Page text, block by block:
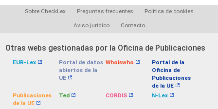
Sobre CheckLex Preguntas frecuentes Política de cookies
Aviso jurídico Contacto
Otras webs gestionadas por la Oficina de Publicaciones
EUR-Lex
Portal de datos
abiertos de la
UE
Whoiswho
Portal de la
Oficina de
Publicaciones
de la UE
Publicaciones
de la UE
Ted CORDIS N-Lex